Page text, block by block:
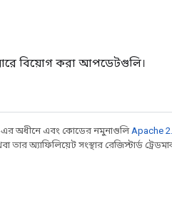
বিয়োগ করা আপডেটগুলি।
অধীনে এবং কোডের নমুনাগুলিApache
অ্যাফিলিয়েট সংস্থার রেজিস্টার্ড